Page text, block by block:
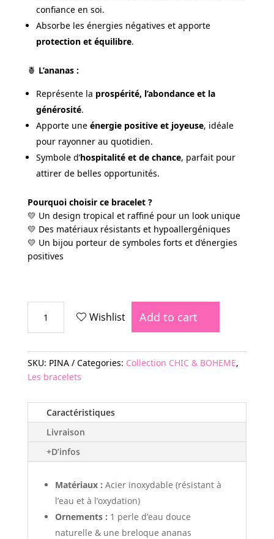
confiance en soi.
Absorbe les énergies négatives et apporte
protection et équilibre.
🍍 L’ananas :
Représente la prospérité, l’abondance et la
générosité.
Apporte une énergie positive et joyeuse, idéale
pour rayonner au quotidien.
Symbole d’hospitalité et de chance, parfait pour
attirer de belles opportunités.
Pourquoi choisir ce bracelet ?
💛 Un design tropical et raffiné pour un look unique
💛 Des matériaux résistants et hypoallergéniques
💛 Un bijou porteur de symboles forts et d’énergies
positives
PINA
quantity
Wishlist Add to cart
SKU: PINA Categories: Collection CHIC & BOHEME,
Les bracelets
Caractéristiques
Livraison
+D’infos
Matériaux : Acier inoxydable (résistant à
l’eau et à l’oxydation)
Ornements : 1 perle d’eau douce
naturelle & une breloque ananas